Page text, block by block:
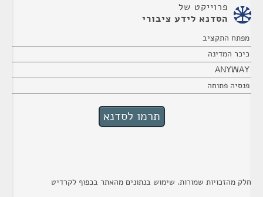
פרוייקט של
הסדנא לידע ציבורי
מפתח התקציב
כיכר המדינה
ANYWAY
פנסיה פתוחה
חלק מהזכויות שמורות. שימוש בנתונים מהאתר בכפוף לקרדיט